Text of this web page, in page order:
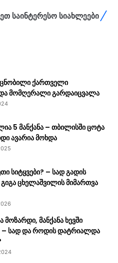
საინტერესო სიახლეები
ქართველი
მომღერალი გარდაიცვალა
5 მანქანა – თბილისში ცოტა
ავარია მოხდა
სიტყვები? – სად გადის
ცხელაშვილის მიმართვა
მანქანა ხევში
– სად და როდის დატრიალდა